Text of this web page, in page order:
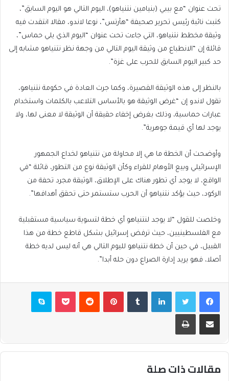
تحت عنوان “مع بيبي (بنيامين نتنياهو)، اليوم التالي هو اليوم السابق”،
كتبت نائبة رئيس تحرير صحيفة “هآرتس”، نوعا لاندو، مقالا انتقدت فيه
وثيقة مخطط نتنياهو، التي جاءت تحت عنوان “اليوم الذي يلي حماس”،
قائلة إن “الانطباع من وثيقة اليوم التالي من وجهة نظر نتنياهو مشابه إلى
حد كبير اليوم السابق للحرب على غزة”.
بالنظر إلى هذه الوثيقة القصيرة، وكما جرت العادة في حكومة نتنياهو،
تقول لاندو إن “غرض الوثيقة هو بالأساس التلاعب بالكلمات واستخدام
عبارات حماسية، وذلك بغرض إخفاء حقيقة أن الوثيقة لا معنى لها، ولا
يوجد لها أي قيمة جوهرية”.
وأوضحت أن الخطة ما هي إلا محاولة من نتنياهو لخداع الجمهور
الإسرائيلي وبيع الأوهام للقراء وكأن الوثيقة نوع من التطور، قائلة “في
الواقع، لا يوجد أي تطور هناك على الإطلاق، الوثيقة مجرد تحفة من
الركود، حيث يؤكد نتنياهو أن الحرب ستستمر حتى تحقق أهدافها”.
وخلصت للقول “لا يوجد لنتنياهو أي خطة لتسوية سياسية مستقبلية
مع الفلسطينيين، حيث ترفض إسرائيل بشكل قاطع خطة من هذا
القبيل، في حين أن خطة نتنياهو لليوم التالي هي أنه ليس لديه خطة
أصلا، فهو يريد إدارة الصراع دون حله أبدا”.
فيسبوكتويتر لينكدإن بينتيريست بوكيت سكايب
مشاركة عبر البريد طباعة
مقالات ذات صلة